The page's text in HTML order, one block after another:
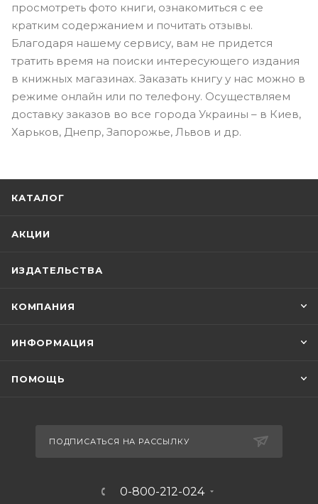
просмотреть фото книги, ознакомиться с ее
кратким содержанием и почитать отзывы.
Благодаря нашему сервису, вам не придется
тратить время на поиски интересующего издания
в книжных магазинах. Заказать книгу у нас можно в
режиме онлайн или по телефону. Осуществляем
доставку заказов во все города Украины – в Киев,
Харьков, Днепр, Запорожье, Львов и др.
КАТАЛОГ
АКЦИИ
ИЗДАТЕЛЬСТВА
КОМПАНИЯ
ИНФОРМАЦИЯ
ПОМОЩЬ
ПОДПИСАТЬСЯ НА РАССЫЛКУ
0-800-212-024